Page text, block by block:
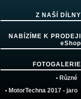
Z NAŠÍ DÍLNY
NABÍZÍME K PRODEJI
eShop
FOTOGALERIE
• Různé
• MotorTechna 2017 - jaro